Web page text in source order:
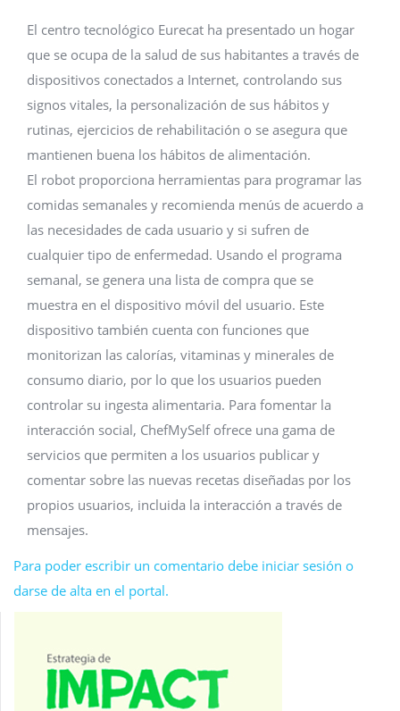
El centro tecnológico Eurecat ha presentado un hogar
que se ocupa de la salud de sus habitantes a través de
dispositivos conectados a Internet, controlando sus
signos vitales, la personalización de sus hábitos y
rutinas, ejercicios de rehabilitación o se asegura que
mantienen buena los hábitos de alimentación.
El robot proporciona herramientas para programar las
comidas semanales y recomienda menús de acuerdo a
las necesidades de cada usuario y si sufren de
cualquier tipo de enfermedad. Usando el programa
semanal, se genera una lista de compra que se
muestra en el dispositivo móvil del usuario. Este
dispositivo también cuenta con funciones que
monitorizan las calorías, vitaminas y minerales de
consumo diario, por lo que los usuarios pueden
controlar su ingesta alimentaria. Para fomentar la
interacción social, ChefMySelf ofrece una gama de
servicios que permiten a los usuarios publicar y
comentar sobre las nuevas recetas diseñadas por los
propios usuarios, incluida la interacción a través de
mensajes.
Para poder escribir un comentario debe iniciar sesión o
darse de alta en el portal.